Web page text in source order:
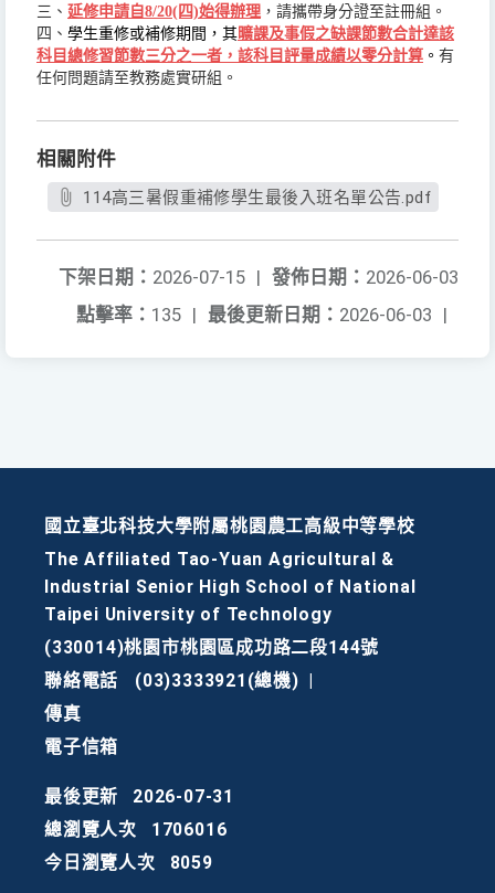
三、 延修申請自8/20(四)始得辦理 ，請攜帶身分證至註冊組。
四、 學生重修或補修期間，其曠課及事假之缺課節數合計達該
科目總修習節數三分之一者，該科目評量成績以零分計算 。 有
任何問題請至教務處實研組。
相關附件
114高三暑假重補修學生最後入班名單公告.pdf
發佈日期： 2026-06-03
下架日期： 2026-07-15 |
最後更新日期： 2026-06-03 |
點擊率： 135 |
國立臺北科技大學附屬桃園農工高級中等學校
The Affiliated Tao-Yuan Agricultural &
Industrial Senior High School of National
Taipei University of Technology
(330014)桃園市桃園區成功路二段144號
聯絡電話
(03)3333921(總機)
傳真
電子信箱
最後更新
2026-07-31
總瀏覽人次
1706016
今日瀏覽人次
8059